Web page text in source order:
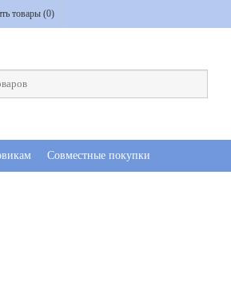
товары (0)
Совместные покупки